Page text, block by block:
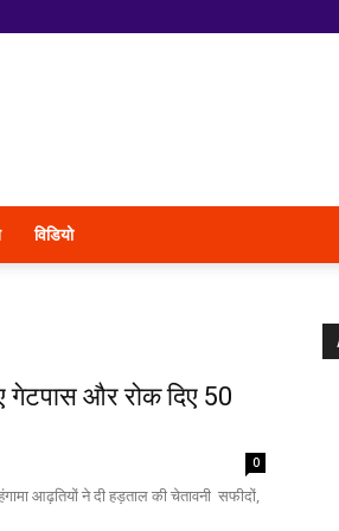
विडियो
गेटपास और रोक दिए 50
0
आढ़तियों ने दी हड़ताल की चेतावनी सफीदों,